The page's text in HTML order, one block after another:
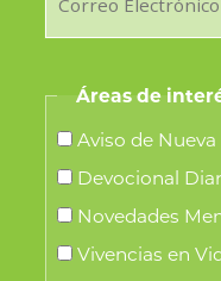
Áreas de
Aviso de Nueva
Devocional
Novedades
Vivencias en